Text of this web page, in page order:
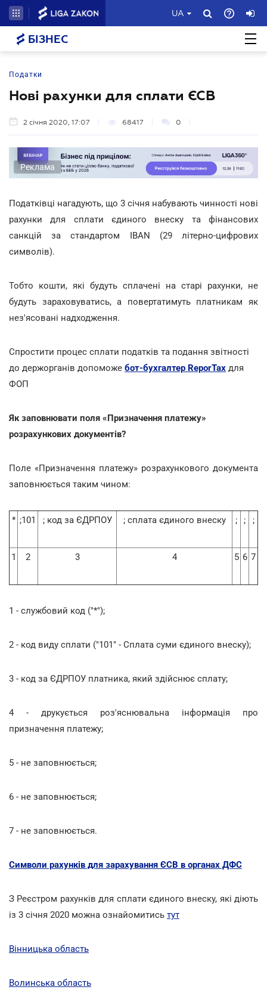
UA
БІЗНЕС
Податки
Нові рахунки для сплати ЄСВ
2 січня 2020, 17:07 68417 0
Реклама
Податківці нагадують, що 3 січня набувають чинності нові
рахунки для сплати єдиного внеску та фінансових
санкцій за стандартом IBAN (29 літерно-цифрових
символів).
Тобто кошти, які будуть сплачені на старі рахунки, не
будуть зараховуватись, а повертатимуть платникам як
нез'ясовані надходження.
Спростити процес сплати податків та подання звітності
до держорганів допоможе бот-бухгалтер ReporTax для
ФОП
Як заповнювати поля «Призначення платежу»
розрахункових документів?
Поле «Призначення платежу» розрахункового документа
заповнюється таким чином:
* ;101 ; код за ЄДРПОУ ; сплата єдиного внеску ; ; ;
1 2 3 4 5 6 7
1 - службовий код ("*");
2 - код виду сплати ("101" - Сплата суми єдиного внеску);
3 - код за ЄДРПОУ платника, який здійснює сплату;
4 - друкується роз'яснювальна інформація про
призначення платежу;
5 - не заповнюється;
6 - не заповнюється;
7 - не заповнюється.
Символи рахунків для зарахування ЄСВ в органах ДФС
З Реєстром рахунків для сплати єдиного внеску, які діють
із 3 січня 2020 можна ознайомитись тут
Вінницька область
Волинська область